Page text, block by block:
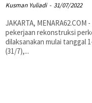
Kusman Yuliadi - 31/07/2022
JAKARTA,
pekerjaan rekonstruksi
dilaksanakan mulai tanggal 1-7 Agustus
(31/7),...